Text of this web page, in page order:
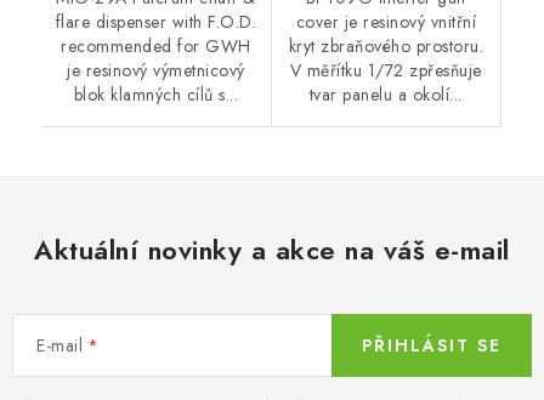
flare dispenser with F.O.D.
recommended for GWH
je resinový výmetnicový
blok klamných cílů s...
cover je resinový vnitřní
kryt zbraňového prostoru.
V měřítku 1/72 zpřesňuje
tvar panelu a okolí...
Aktuální novinky a akce na váš e-mail
E-mail PŘIHLÁSIT SE